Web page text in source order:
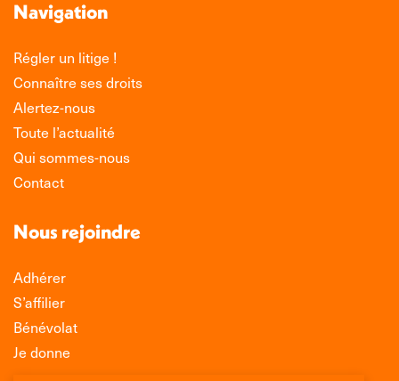
Navigation
Régler un litige !
Connaître ses droits
Alertez-nous
Toute l’actualité
Qui sommes-nous
Contact
Nous rejoindre
Adhérer
S’affilier
Bénévolat
Je donne